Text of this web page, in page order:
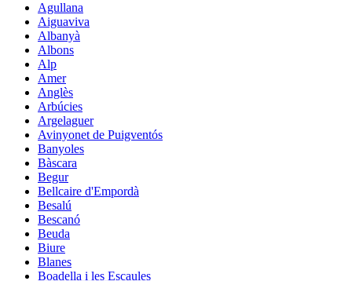
Agullana
Aiguaviva
Albanyà
Albons
Alp
Amer
Anglès
Arbúcies
Argelaguer
Avinyonet de Puigventós
Banyoles
Bàscara
Begur
Bellcaire d'Empordà
Besalú
Bescanó
Beuda
Biure
Blanes
Boadella i les Escaules